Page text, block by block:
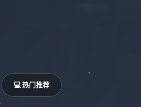
💻 热门推荐